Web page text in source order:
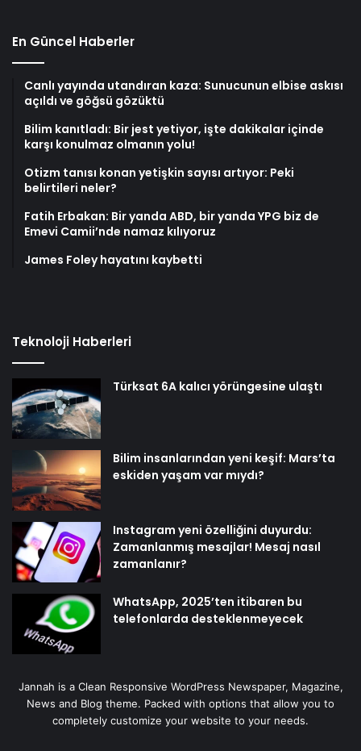
En Güncel Haberler
Canlı yayında utandıran kaza: Sunucunun elbise askısı
açıldı ve göğsü gözüktü
Bilim kanıtladı: Bir jest yetiyor, işte dakikalar içinde
karşı konulmaz olmanın yolu!
Otizm tanısı konan yetişkin sayısı artıyor: Peki
belirtileri neler?
Fatih Erbakan: Bir yanda ABD, bir yanda YPG biz de
Emevi Camii’nde namaz kılıyoruz
James Foley hayatını kaybetti
Teknoloji Haberleri
Türksat 6A kalıcı yörüngesine ulaştı
Bilim insanlarından yeni keşif: Mars’ta
eskiden yaşam var mıydı?
Instagram yeni özelliğini duyurdu:
Zamanlanmış mesajlar! Mesaj nasıl
zamanlanır?
WhatsApp, 2025’ten itibaren bu
telefonlarda desteklenmeyecek
Jannah is a Clean Responsive WordPress Newspaper, Magazine,
News and Blog theme. Packed with options that allow you to
completely customize your website to your needs.